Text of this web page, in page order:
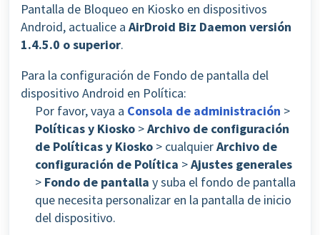
Pantalla de Bloqueo en Kiosko en dispositivos
Android, actualice a AirDroid Biz Daemon versión
1.4.5.0 o superior.
Para la configuración de Fondo de pantalla del
dispositivo Android en Política:
Por favor, vaya a Consola de administración >
Políticas y Kiosko >Archivo de configuración
de Políticas y Kiosko > cualquierArchivo de
configuración de Política >Ajustes generales
> Fondo de pantalla y suba el fondo de pantalla
que necesita personalizar en la pantalla de inicio
del dispositivo.